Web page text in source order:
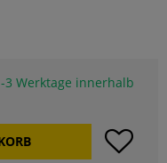
Werktage innerhalb